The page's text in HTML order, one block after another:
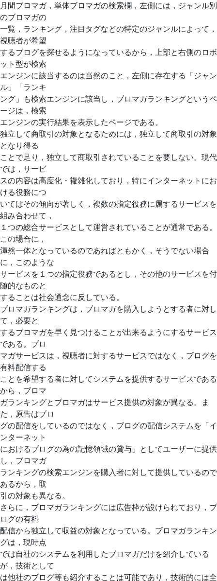
月間ブロマガ，単体ブロマガの検索欄，左側には，ジャンル別
のブロマガの
一覧，ランキング，注目タグなどの特定のジャンルによって，
視聴者が希望
するブログを探せるようになっているから，上部と右側のロボ
ット型が検索
エンジンに該当するのは当然のこと，左側に存在する「ジャン
ル」「ランキ
ング」も検索エンジンに該当し，ブロマガランキングというペ
ージは，検索
エンジンの実行結果を表示したページである。
独立して商取引の対象となるためには，独立して商取引の対象
となり得る
ことで足り，独立して商取引されていることを要しない。現代
では，サービ
スの内容は高度化・複雑化しており，特にインターネットにお
ける役務につ
いてはその傾向が著しく，複数の指定役務に属するサービスを
組み合わせて，
１つの総合サービスとして運営されていることが通常である。
この場合に，
渾然一体となっているのであればともかく，そうでない場合
に，このような
サービスを１つの指定役務であるとし，その他のサービスを付
随的なものと
することは社会通念に反している。
ブロマガランキングは，ブロマガを購入しようとする者に対し
て，必要と
するブロマガを早く見つけることが出来るようにするサービス
である。ブロ
マガサービスは，視聴者に対するサービスではなく，ブログを
有料配信する
ことを希望する者に対してシステムを提供するサービスである
から，ブロマ
ガランキングとブロマガはサービス提供の対象が異なる。ま
た，原告はブロ
グの配信をしているのではなく，ブログの配信システムを「イ
ンターネット
におけるブログの為の記憶領域の貸与」としてユーザーに提供
し，ブロマガ
ランキングの検索エンジンを購入者に対して提供しているので
あるから，取
引の対象も異なる。
さらに，ブロマガランキングには広告枠が設けられており，ブ
ログの有料
配信から独立して収益の対象となっている。ブロマガランキン
グは，現時点
では自社のシステムを利用したブロマガだけを紹介している
が，技術として
は他社のブログ等も紹介することは可能であり，技術的には全